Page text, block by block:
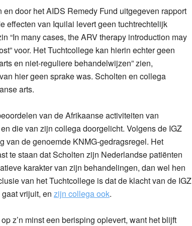
door het AIDS Remedy Fund uitgegeven rapport
effecten van Iquilai levert geen tuchtrechtelijk
“In many cases, the ARV therapy introduction may
voor. Het Tuchtcollege kan hierin echter geen
en niet-reguliere behandelwijzen” zien,
hier geen sprake was. Scholten en collega
arts.
van de Afrikaanse activiteiten van
die van zijn collega doorgelicht. Volgens de IGZ
van de genoemde KNMG-gedragsregel. Het
te staan dat Scholten zijn Nederlandse patiënten
karakter van zijn behandelingen, dan wel hen
van het Tuchtcollege is dat de klacht van de IGZ
vrijuit, en zijn collega ook.
z’n minst een berisping oplevert, want het blijft